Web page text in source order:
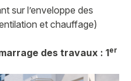
sur l’enveloppe des
et chauffage)
des travaux : 1er